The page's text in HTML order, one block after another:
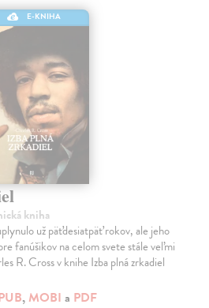
E-KNIHA
kniha
už päťdesiatpäť rokov, ale jeho
fanúšikov na celom svete stále veľmi
R. Cross v knihe Izba plná zrkadiel
, MOBI a PDF